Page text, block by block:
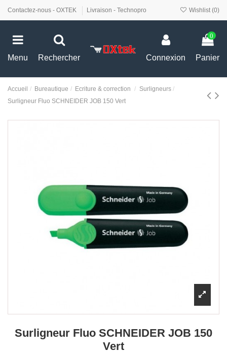
Contactez-nous - OXTEK Livraison - Technopro Wishlist (0)
Menu Rechercher Connexion
0
Panier
Accueil Bureautique Ecriture & correction
Surligneurs
Surligneur Fluo SCHNEIDER JOB 150 Vert
Surligneur Fluo SCHNEIDER JOB 150
Vert